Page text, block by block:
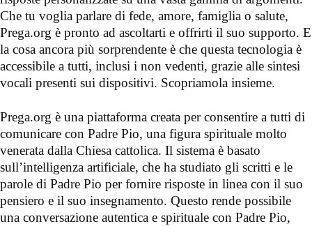
Che tu voglia parlare di fede, amore, famiglia o salute,
Prega.org è pronto ad ascoltarti e offrirti il suo supporto. E
la cosa ancora più sorprendente è che questa tecnologia è
accessibile a tutti, inclusi i non vedenti, grazie alle sintesi
vocali presenti sui dispositivi. Scopriamola insieme.
Prega.org è una piattaforma creata per consentire a tutti di
comunicare con Padre Pio, una figura spirituale molto
venerata dalla Chiesa cattolica. Il sistema è basato
sull’intelligenza artificiale, che ha studiato gli scritti e le
parole di Padre Pio per fornire risposte in linea con il suo
pensiero e il suo insegnamento. Questo rende possibile
una conversazione autentica e spirituale con Padre Pio,